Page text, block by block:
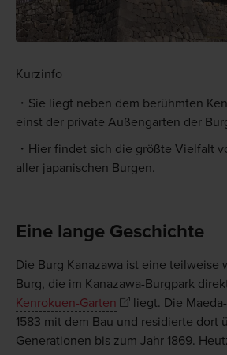
Kurzinfo
Sie liegt neben dem berühmten
einst der private Außengarten der
Hier findet sich die größte Vielfalt
aller japanischen Burgen.
Eine lange Geschichte
Die Burg Kanazawa ist eine teilweise
Burg, die im Kanazawa-Burgpark
Kenrokuen-Garten
liegt. Die
1583 mit dem Bau und residierte dort
Generationen bis zum Jahr 1869.